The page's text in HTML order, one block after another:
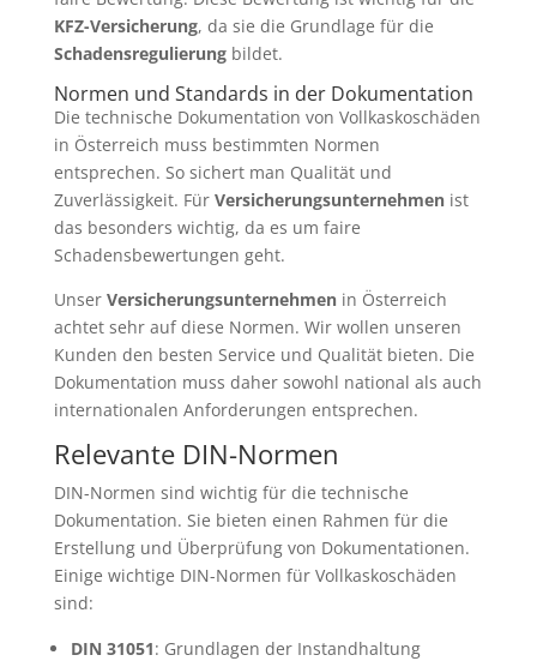
KFZ-Versicherung, da sie die Grundlage für die
Schadensregulierungbildet.
Normen und Standards in der Dokumentation
Die technische Dokumentation von Vollkaskoschäden
in Österreich muss bestimmten Normen
entsprechen. So sichert man Qualität und
Zuverlässigkeit. Für Versicherungsunternehmenist
das besonders wichtig, da es um faire
Schadensbewertungen geht.
Unser Versicherungsunternehmenin Österreich
achtet sehr auf diese Normen. Wir wollen unseren
Kunden den besten Service und Qualität bieten. Die
Dokumentation muss daher sowohl national als auch
internationalen Anforderungen entsprechen.
Relevante DIN-Normen
DIN-Normen sind wichtig für die technische
Dokumentation. Sie bieten einen Rahmen für die
Erstellung und Überprüfung von Dokumentationen.
Einige wichtige DIN-Normen für Vollkaskoschäden
sind:
DIN 31051: Grundlagen der Instandhaltung